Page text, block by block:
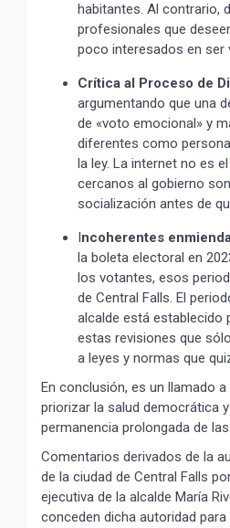
habitantes. Al contrario,
profesionales que
poco interesados en ser
Crítica al Proceso de
argumentando que una
de «voto emocional» y
diferentes como
la ley. La internet no es
cercanos al gobierno
socialización antes de
Incoherentes
la boleta electoral en
los votantes, esos
de Central Falls. El
alcalde está establecido
estas revisiones que
a leyes y normas que
En conclusión, es un llamado
priorizar la salud democrática
permanencia prolongada de
Comentarios derivados de la
de la ciudad de Central Falls
ejecutiva de la alcalde María
conceden dicha autoridad